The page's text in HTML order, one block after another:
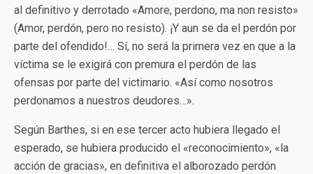
al definitivo y derrotado «Amore, perdono, ma non resisto»
(Amor, perdón, pero no resisto). ¡Y aun se da el perdón por
parte del ofendido!… Sí, no será la primera vez en que a la
víctima se le exigirá con premura el perdón de las
ofensas por parte del victimario. «Así como nosotros
perdonamos a nuestros deudores…».
Según Barthes, si en ese tercer acto hubiera llegado el
esperado, se hubiera producido el «reconocimiento», «la
acción de gracias», en definitiva el alborozado perdón